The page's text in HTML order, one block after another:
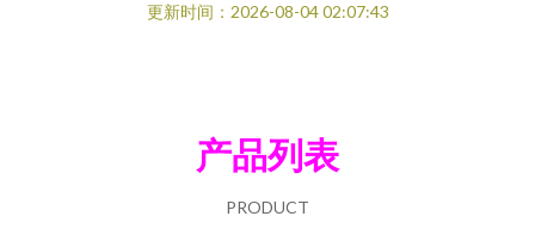
更新时间：2026-08-04 02:07:43
产品列表
PRODUCT